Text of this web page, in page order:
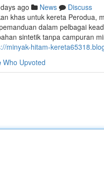
ago News
Discuss
khas untuk kereta Perodua,
dalam pelbagai
sintetik tanpa campuran
minyak-hitam-
Who Upvoted